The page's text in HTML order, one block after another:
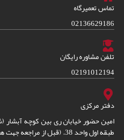
تماس تعمیرگاه
02136629186
تلفن مشاوره رایگان
02191012194
دفتر مرکزی
امین حضور خیابان ری بین کوچه آبشار
طبقه اول واحد 38. (قبل از مراجعه جهت هماهنگی تماس بگیرید)